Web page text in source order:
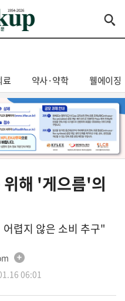
료 약사·약학 웰에이징
해 '게으름'의
렵지 않은 소비 추구"
06:01